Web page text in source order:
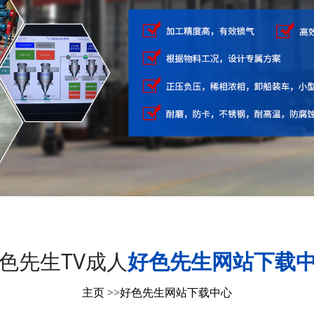
先生TV成人好色先生网站下载
主页>>好色先生网站下载中心